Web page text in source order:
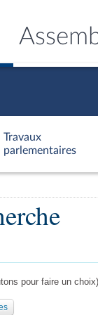
Travaux
parlementaires
pour faire un choix)